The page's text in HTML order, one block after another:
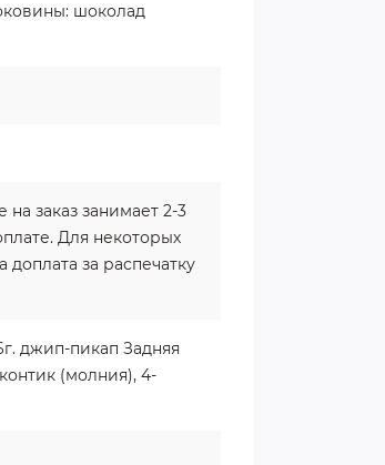
шоколад
заказ занимает 2-3
Для некоторых
за распечатку
джип-пикап Задняя
(молния), 4-